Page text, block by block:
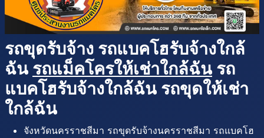
รถขุดรับจ้าง รถแบคโฮรับจ้างใกล้
ฉัน รถแม็คโครให้เช่าใกล้ฉัน รถ
แบคโฮรับจ้างใกล้ฉัน รถขุดให้เช่า
ใกล้ฉัน
จังหวัดนครราชสีมา รถขุดรับจ้างนครราชสีมา รถแบคโฮ